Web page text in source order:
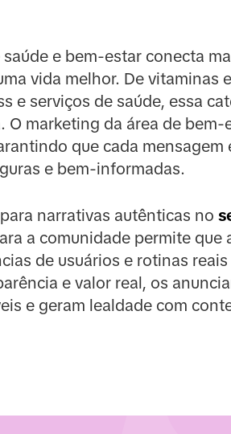
e bem-estar conecta
vida melhor. De vitaminas
e serviços de saúde, essa
marketing da área de
que cada mensagem
e bem-informadas.
narrativas autênticas no
a comunidade permite que
de usuários e rotinas
e valor real, os
e geram lealdade com